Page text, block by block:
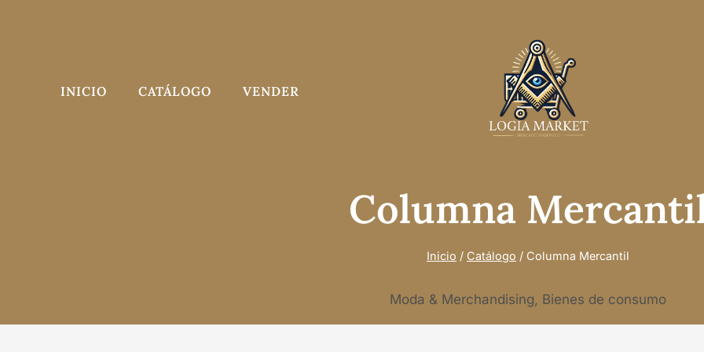
INICIO CATÁLOGO VENDER
Columna
Inicio / Catálogo / Columna Mercantil
Moda & Merchandising, Bienes de consumo